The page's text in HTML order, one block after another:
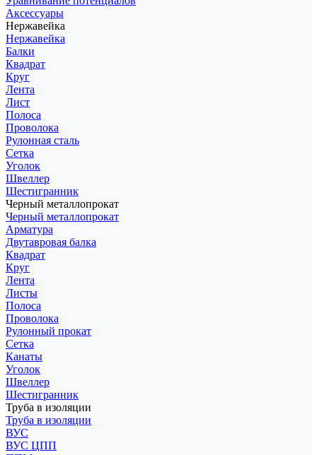
Аксессуары
Нержавейка
Нержавейка
Балки
Квадрат
Круг
Лента
Лист
Полоса
Проволока
Рулонная сталь
Сетка
Уголок
Швеллер
Шестигранник
Черный металлопрокат
Черный металлопрокат
Арматура
Двутавровая балка
Квадрат
Круг
Лента
Листы
Полоса
Проволока
Рулонный прокат
Сетка
Канаты
Уголок
Швеллер
Шестигранник
Труба в изоляции
Труба в изоляции
ВУС
ВУС ЦПП